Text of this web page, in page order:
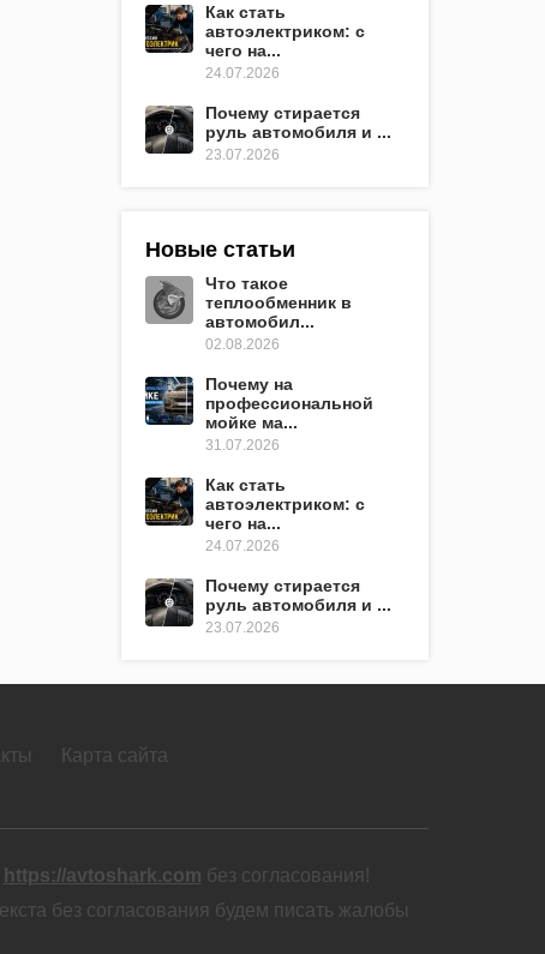
Как стать
автоэлектриком: с
чего на...
24.07.2026
Почему стирается
руль автомобиля и ...
23.07.2026
Новые статьи
Что такое
теплообменник в
автомобил...
02.08.2026
Почему на
профессиональной
мойке ма...
31.07.2026
Как стать
автоэлектриком: с
чего на...
24.07.2026
Почему стирается
руль автомобиля и ...
23.07.2026
Карта сайта
https://avtoshark.com без согласования!
без согласования будем писать жалобы